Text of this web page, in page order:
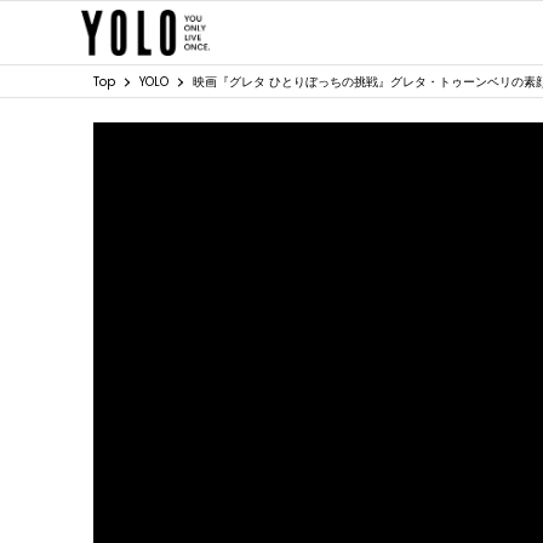
Top YOLO 映画『グレタ ひとりぼっちの挑戦』グレタ・トゥーンベリの素